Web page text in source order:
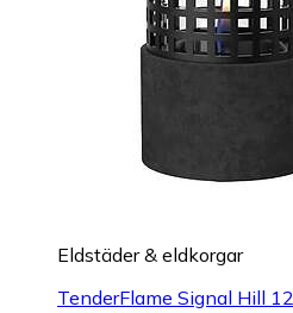
Eldstäder & eldkorgar
TenderFlame Signal Hill 12